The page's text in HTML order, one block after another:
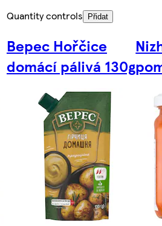
Quantity controls
Přidat
Bepec Hořčice
domácí pálivá 130g